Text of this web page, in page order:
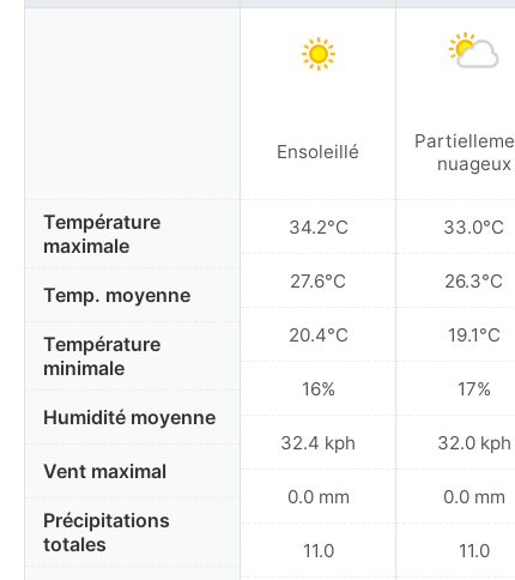
Température
maximale
Temp. moyenne
Température
minimale
Humidité moyenne
Vent maximal
Précipitations
totales
Ensoleillé
34.2°C
27.6°C
20.4°C
16%
32.4 kph
0.0 mm
11.0
nuageux
33.0°C
26.3°C
19.1°C
17%
32.0 kph
0.0 mm
11.0